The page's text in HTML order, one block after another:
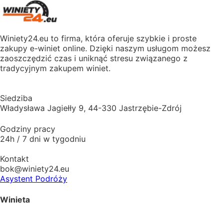
Winiety24.eu to firma, która oferuje szybkie i proste
zakupy e-winiet online. Dzięki naszym usługom możesz
zaoszczędzić czas i uniknąć stresu związanego z
tradycyjnym zakupem winiet.
Siedziba
Władysława Jagiełły 9, 44-330 Jastrzębie-Zdrój
Godziny pracy
24h / 7 dni w tygodniu
Kontakt
bok@winiety24.eu
Asystent Podróży
Winieta